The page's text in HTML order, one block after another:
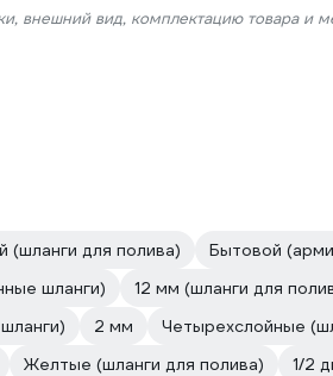
внешний вид, комплектацию товара и
(шланги для полива)
Бытовой
шланги)
12 мм (шланги для
2 мм
Четырехслойные
Желтые (шланги для полива)
1/2